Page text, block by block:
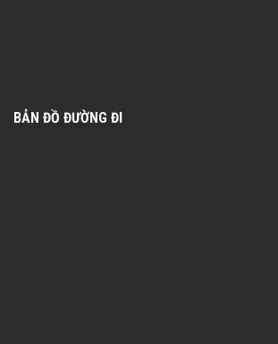
BẢN ĐỒ ĐƯỜNG ĐI